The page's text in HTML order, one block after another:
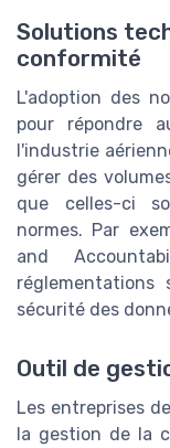
Solutions
conformité
L'adoption des
pour répondre
l'industrie
gérer des
que celles-ci
normes. Par
and
sécurité des
Outil de
Les entreprises
la gestion de la